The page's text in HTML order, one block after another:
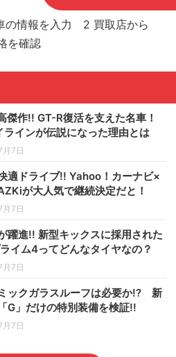
傑作!! GT-R復活を支えた名車！
インが伝説になった理由とは
7日
適ドライブ!! Yahoo！カーナビ×
が大人気で継続決定だと！
7日
躍進!! 新型キックスに採用された
イム4ってどんなタイヤなの？
7日
ックガラスルーフは必要か!? 新
G」だけの特別装備を検証!!
7日